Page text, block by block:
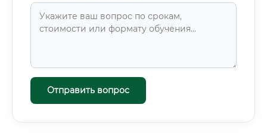
Отправить вопрос